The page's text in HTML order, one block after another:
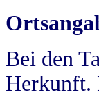
Bei den
Herkunft.